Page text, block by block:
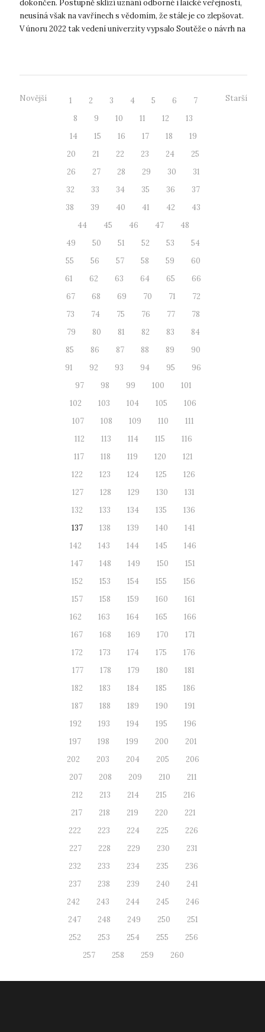
dokončen. Postupně sklízí uznání odborné i laické veřejnosti,
neusíná však na vavřínech s vědomím, že stále je co zlepšovat.
V únoru 2022 tak vedení univerzity vypsalo Soutěže o návrh na
Novější 1 2 3 4 5 6
7
8
9 10 11 12
13
14
15 16 17 18
19
20
21 22 23 24
25
26
27 28 29 30
31
32
33 34 35 36
37
38
39 40 41 42
43
44
45 46 47
48
49
50 51 52 53
54
55
56 57 58 59
60
61
62 63 64 65
66
67
68 69 70 71
72
73
74 75 76 77
78
79
80 81 82 83
84
85
86 87 88 89
90
91
92 93 94 95
96
97
98 99 100
101
102
103 104 105
106
107
108 109 110
111
112
113 114 115
116
117
118 119 120
121
122
123 124 125
126
127
128 129 130
131
132
133 134 135
136
137
138 139 140
141
142
143 144 145
146
147
148 149 150
151
152
153 154 155
156
157
158 159 160
161
162
163 164 165
166
167
168 169 170
171
172
173 174 175
176
177
178 179 180
181
182
183 184 185
186
187
188 189 190
191
192
193 194 195
196
197
198 199 200
201
202
203 204 205
206
207
208 209 210
211
212
213 214 215
216
217
218 219 220
221
222
223 224 225
226
227
228 229 230
231
232
233 234 235
236
237
238 239 240
241
242
243 244 245
246
247
248 249 250
251
252
253 254 255
256
257
258 259 260
Starší